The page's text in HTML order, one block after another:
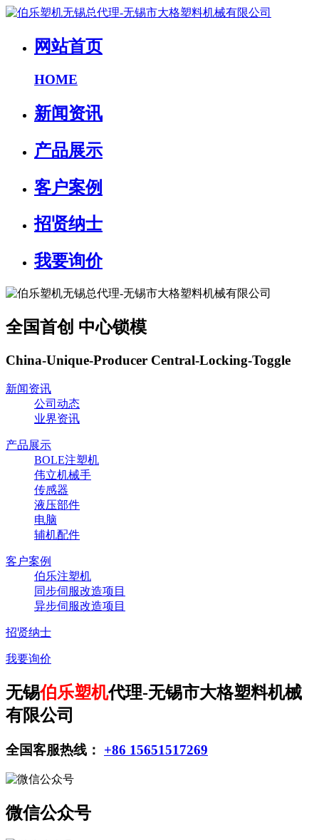
网站首页
HOME
新闻资讯
产品展示
客户案例
招贤纳士
我要询价
全国首创 中心锁模
China-Unique-Producer Central-Locking-Toggle
新闻资讯
公司动态
业界资讯
产品展示
BOLE注塑机
伟立机械手
传感器
液压部件
电脑
辅机配件
客户案例
伯乐注塑机
同步伺服改造项目
异步伺服改造项目
招贤纳士
我要询价
无锡伯乐塑机代理-无锡市大格塑料机械
有限公司
全国客服热线： +86 15651517269
微信公众号